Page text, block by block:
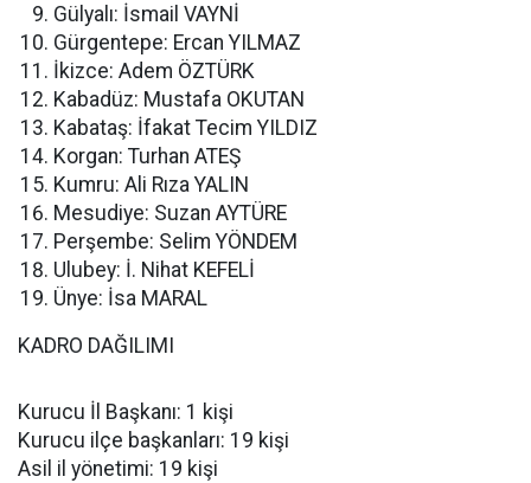
Gülyalı: İsmail VAYNİ
Gürgentepe: Ercan YILMAZ
İkizce: Adem ÖZTÜRK
Kabadüz: Mustafa OKUTAN
Kabataş: İfakat Tecim YILDIZ
Korgan: Turhan ATEŞ
Kumru: Ali Rıza YALIN
Mesudiye: Suzan AYTÜRE
Perşembe: Selim YÖNDEM
Ulubey: İ. Nihat KEFELİ
Ünye: İsa MARAL
KADRO DAĞILIMI
Kurucu İl Başkanı: 1 kişi
Kurucu ilçe başkanları: 19 kişi
Asil il yönetimi: 19 kişi